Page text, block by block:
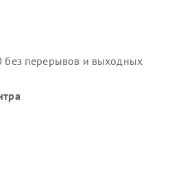
перерывов и выходных